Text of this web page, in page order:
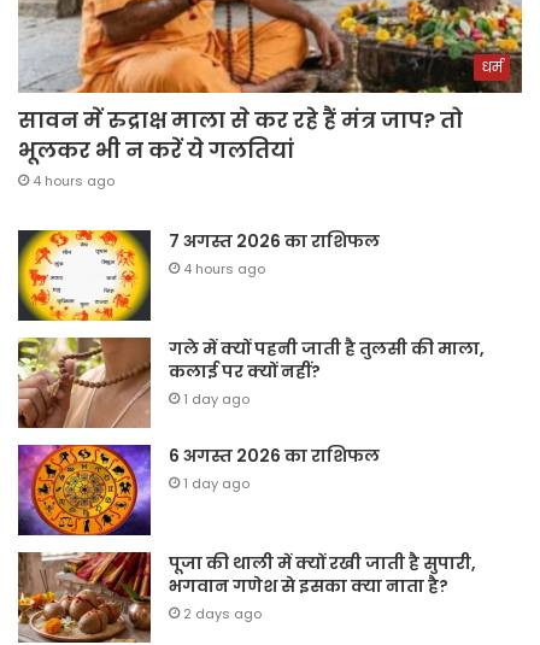
धर्म
सावन में रुद्राक्ष माला से कर रहे हैं मंत्र जाप? तो
भूलकर भी न करें ये गलतियां
4 hours ago
7 अगस्त 2026 का राशिफल
4 hours ago
गले में क्यों पहनी जाती है तुलसी की माला,
कलाई पर क्यों नहीं?
1 day ago
6 अगस्त 2026 का राशिफल
1 day ago
पूजा की थाली में क्यों रखी जाती है सुपारी,
भगवान गणेश से इसका क्या नाता है?
2 days ago